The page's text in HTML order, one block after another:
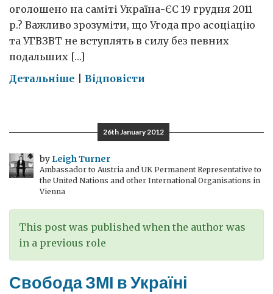
оголошено на саміті Україна-ЄС 19 грудня 2011
р.? Важливо зрозуміти, що Угода про асоціацію
та УГВЗВТ не вступлять в силу без певних
подальших […]
Детальніше on
Україна:
які
наступні
Відповісти
26th January 2012
by Leigh Turner
Ambassador to Austria and UK Permanent Representative to
the United Nations and other International Organisations in
Vienna
This post was published when the author was
in a previous role
Свобода ЗМІ в Україні